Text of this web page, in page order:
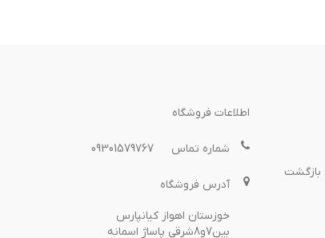
بازگشت
اطلاعات فروشگاه
شماره تماس 09301579767
آدرس فروشگاه
خوزستان اهواز کیانپارس
بین7و8شرقی پاساژ اسمانه